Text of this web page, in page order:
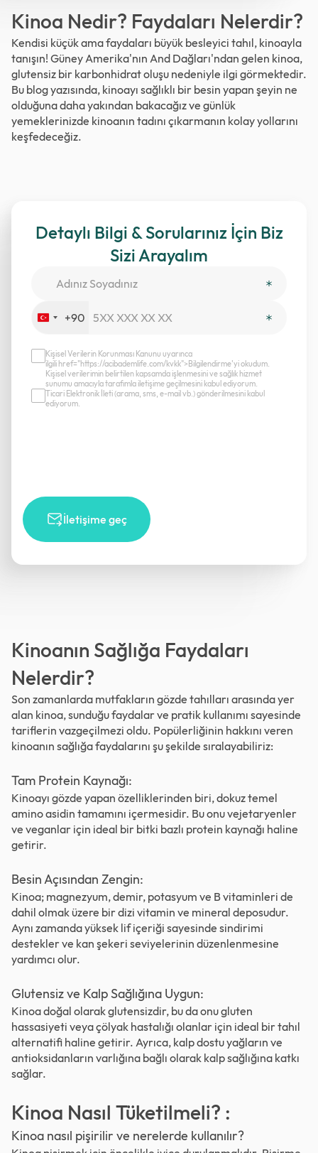
Kinoa Nedir? Faydaları Nelerdir?
Kendisi küçük ama faydaları büyük besleyici tahıl, kinoayla
tanışın! Güney Amerika'nın And Dağları'ndan gelen kinoa,
glutensiz bir karbonhidrat oluşu nedeniyle ilgi görmektedir.
Bu blog yazısında, kinoayı sağlıklı bir besin yapan şeyin ne
olduğuna daha yakından bakacağız ve günlük
yemeklerinizde kinoanın tadını çıkarmanın kolay yollarını
keşfedeceğiz.
Detaylı Bilgi & Sorularınız İçin Biz
Sizi Arayalım
Turkey
+90
İletişime geç
Kişisel Verilerin Korunması Kanunu uyarınca
ilgili href="https://acibademlife.com/kvkk">Bilgilendirme’yi okudum.
Kişisel verilerimin belirtilen kapsamda işlenmesini ve sağlık hizmet
sunumu amacıyla tarafımla iletişime geçilmesini kabul ediyorum.
Ticari Elektronik İleti (arama, sms, e-mail vb.) gönderilmesini kabul
ediyorum.
Kinoanın Sağlığa Faydaları
Nelerdir?
Son zamanlarda mutfakların gözde tahılları arasında yer
alan kinoa, sunduğu faydalar ve pratik kullanımı sayesinde
tariflerin vazgeçilmezi oldu. Popülerliğinin hakkını veren
kinoanın sağlığa faydalarını şu şekilde sıralayabiliriz:
Tam Protein Kaynağı:
Kinoayı gözde yapan özelliklerinden biri, dokuz temel
amino asidin tamamını içermesidir. Bu onu vejetaryenler
ve veganlar için ideal bir bitki bazlı protein kaynağı haline
getirir.
Besin Açısından Zengin:
Kinoa; magnezyum, demir, potasyum ve B vitaminleri de
dahil olmak üzere bir dizi vitamin ve mineral deposudur.
Aynı zamanda yüksek lif içeriği sayesinde sindirimi
destekler ve kan şekeri seviyelerinin düzenlenmesine
yardımcı olur.
Glutensiz ve Kalp Sağlığına Uygun:
Kinoa doğal olarak glutensizdir, bu da onu gluten
hassasiyeti veya çölyak hastalığı olanlar için ideal bir tahıl
alternatifi haline getirir. Ayrıca, kalp dostu yağların ve
antioksidanların varlığına bağlı olarak kalp sağlığına katkı
sağlar.
Kinoa Nasıl Tüketilmeli? :
Kinoa nasıl pişirilir ve nerelerde kullanılır?